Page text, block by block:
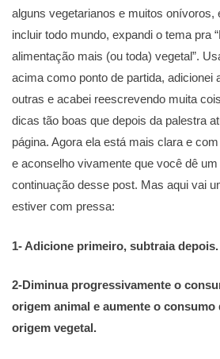
alguns vegetarianos e muitos onívoros,
incluir todo mundo, expandi o tema pra
alimentação mais (ou toda) vegetal”.
acima como ponto de partida, adicionei
outras e acabei reescrevendo muita
dicas tão boas que depois da palestra
página. Agora ela está mais clara e
e aconselho vivamente que você dê
continuação desse post. Mas aqui vai
estiver com pressa:
1- Adicione primeiro, subtraia depois.
2-Diminua progressivamente o
origem animal e aumente o
origem vegetal.